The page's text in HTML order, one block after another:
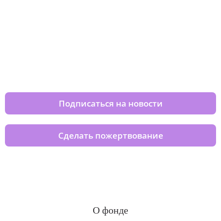
Подписаться на новости
Сделать пожертвование
О фонде